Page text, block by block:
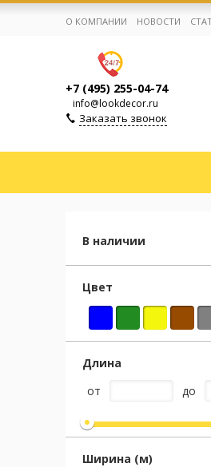
Корзина:0
Избранное:0
Компания
Москва
Заказать
О КОМПАНИИ НОВОСТИ
+7 (495) 255-04-74
info@lookdecor.ru
Заказать звонок
В наличии
Цвет
Длина
от
до
Ширина (м)